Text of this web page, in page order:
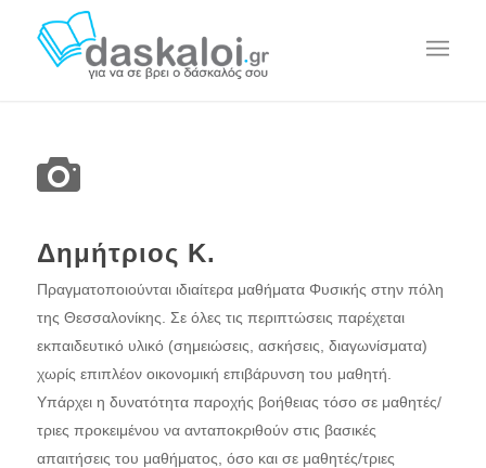
Δημήτριος Κ.
Πραγματοποιούνται ιδιαίτερα μαθήματα Φυσικής στην πόλη
της Θεσσαλονίκης. Σε όλες τις περιπτώσεις παρέχεται
εκπαιδευτικό υλικό (σημειώσεις, ασκήσεις, διαγωνίσματα)
χωρίς επιπλέον οικονομική επιβάρυνση του μαθητή.
Υπάρχει η δυνατότητα παροχής βοήθειας τόσο σε μαθητές/
τριες προκειμένου να ανταποκριθούν στις βασικές
απαιτήσεις του μαθήματος, όσο και σε μαθητές/τριες